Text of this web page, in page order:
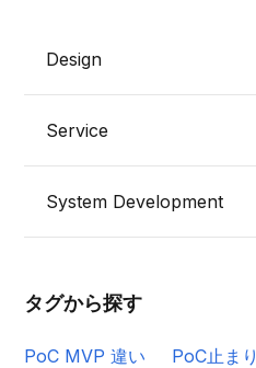
Design
Service
System Development
タグから探す
PoC MVP 違い PoC止まり